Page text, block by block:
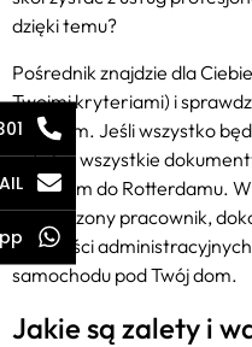
dzięki temu?
Pośrednik znajdzie dla
Twoimi kryteriami) i
zakupem. Jeśli wszystko
załatwi wszystkie
frachtem do Rotterdamu.
wyznaczony pracownik,
czynności
samochodu pod Twój dom.
Jakie są zalety i